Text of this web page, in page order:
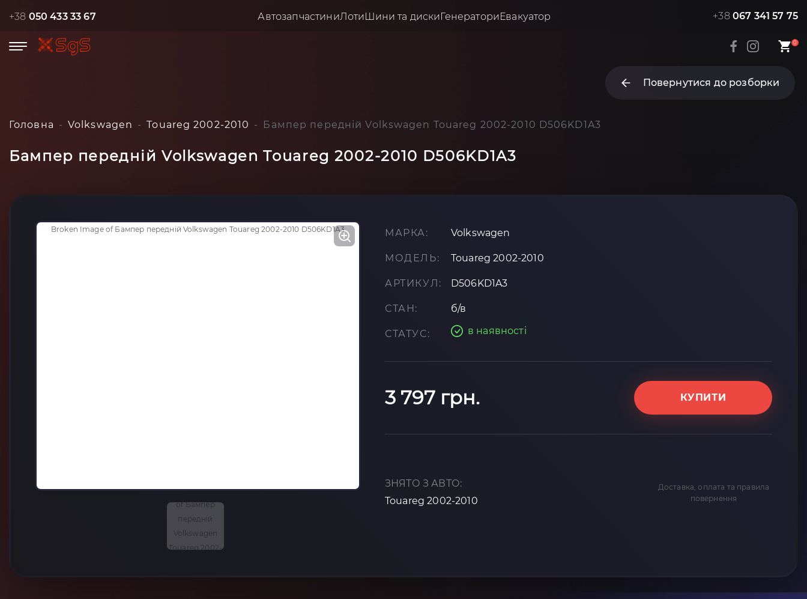
+38 050 433 33 67 АвтозапчастиниЛотиШини та дискиГенераториЕвакуатор +38 067 341 57 75
0
Повернутися до розборки
Головна Volkswagen Touareg 2002-2010 Бампер передній Volkswagen Touareg 2002-2010 D506KD1A3
Бампер передній Volkswagen Touareg 2002-2010 D506KD1A3
МАРКА: Volkswagen
МОДЕЛЬ: Touareg 2002-2010
АРТИКУЛ: D506KD1A3
СТАН: б/в
СТАТУС: в наявності
3 797 грн. КУПИТИ
ЗНЯТО З АВТО:
Touareg 2002-2010
Доставка, оплата та правила
повернення